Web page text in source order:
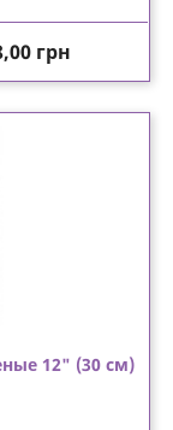
грн
12" (30 см)